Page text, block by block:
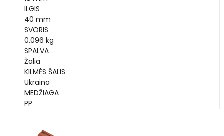
ILGIS
40 mm
SVORIS
0.096 kg
SPALVA
Žalia
KILMĖS ŠALIS
Ukraina
MEDŽIAGA
PP